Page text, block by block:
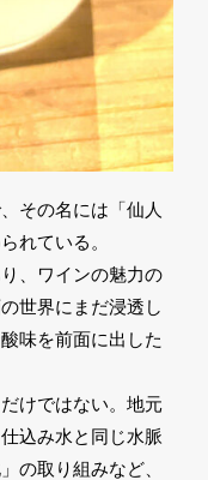
その名には「仙人
れている。
、ワインの魅力の
世界にまだ浸透し
味を前面に出した
けではない。地元
込み水と同じ水脈
の取り組みなど、